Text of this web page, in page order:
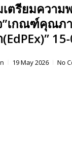
ตรียมความ
”เกณฑ์คุณภ
19 May 2026 No